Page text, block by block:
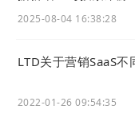
电商平台进行营
2025-08-04 16:38:28
LTD关于营销SaaS
2022-01-26 09:54:35